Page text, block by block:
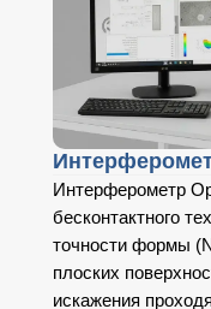
Интерферометр
бесконтактного
точности формы
плоских
искажения